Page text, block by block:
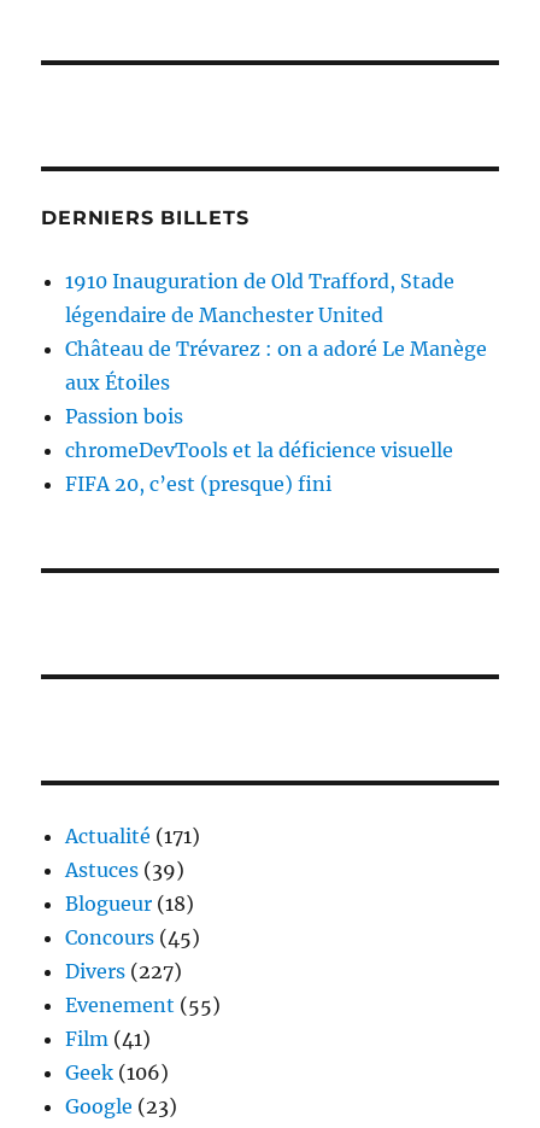
DERNIERS BILLETS
1910 Inauguration de Old Trafford, Stade
légendaire de Manchester United
Château de Trévarez : on a adoré Le Manège
aux Étoiles
Passion bois
chromeDevTools et la déficience visuelle
FIFA 20, c’est (presque) fini
Actualité (171)
Astuces (39)
Blogueur (18)
Concours (45)
Divers (227)
Evenement (55)
Film (41)
Geek (106)
Google (23)